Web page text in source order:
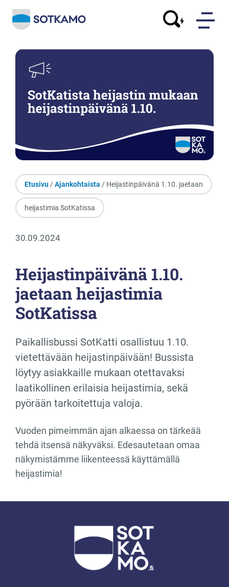
Etusivu/Ajankohtaista / Heijastinpäivänä 1.10. jaetaan
heijastimia SotKatissa
30.09.2024
Heijastinpäivänä 1.10.
jaetaan heijastimia
SotKatissa
Paikallisbussi SotKatti osallistuu 1.10.
vietettävään heijastinpäivään! Bussista
löytyy asiakkaille mukaan otettavaksi
laatikollinen erilaisia heijastimia, sekä
pyörään tarkoitettuja valoja.
Vuoden pimeimmän ajan alkaessa on tärkeää
tehdä itsensä näkyväksi. Edesautetaan omaa
näkymistämme liikenteessä käyttämällä
heijastimia!